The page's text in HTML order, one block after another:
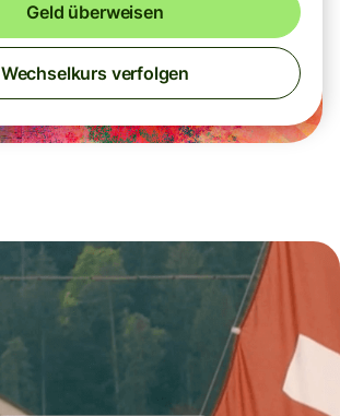
Geld überweisen
Wechselkurs verfolgen